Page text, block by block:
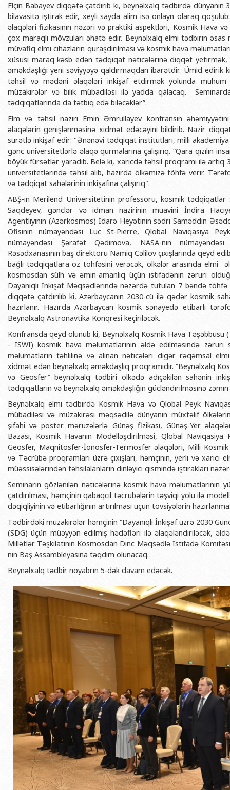
Elçin Babayev diqqətə çatdırıb ki, beynəlxalq tədbirdə
bilavasitə iştirak edir, xeyli sayda alim isə onlayn olaraq qoşulub:
əlaqələri fizikasının nəzəri və praktiki aspektləri, Kosmik Hava
çox maraqlı mövzuları əhatə edir. Beynəlxalq elmi tədbirin
müvafiq elmi cihazların quraşdırılması və kosmik hava
xüsusi maraq kəsb edən tədqiqat nəticələrinə diqqət yetirmək,
əməkdaşlığı yeni səviyyəyə qaldırmaqdan ibarətdir. Ümid
təhsil və mədəni əlaqələri inkişaf etdirmək yolunda
müzakirələr və bilik mübadiləsi ilə yadda qalacaq.
tədqiqatlarında da tətbiq edə biləcəklər”.
Elm və təhsil naziri Emin Əmrullayev konfransın
əlaqələrin genişlənməsinə xidmət edəcəyini bildirib. Nazir
sürətlə inkişaf edir: "Ənənəvi tədqiqat institutları, milli
gənc universitetlərlə əlaqə qurmalarına çalışırıq. “Qara qızılın
böyük fürsətlər yaradıb. Belə ki, xaricdə təhsil proqramı ilə artıq
universitetlərində təhsil alıb, hazırda ölkəmizə töhfə verir.
və tədqiqat sahələrinin inkişafına çalışırıq".
ABŞ-ın Merilend Universitetinin professoru, kosmik
Saqdeyev, gənclər və idman nazirinin müavini İndira
Agentliyinin (Azərkosmos) İdarə Heyətinin sədri Saməddin
Ofisinin nümayəndəsi Luc St-Pierre, Qlobal Naviqasiya
nümayəndəsi Şərafət Qədimova, NASA-nın
Rəsədxanasının baş direktoru Namiq Cəlilov çıxışlarında qeyd
bağlı tədqiqatlara öz töhfəsini verəcək, ölkələr arasında elmi
kosmosdan sülh və əmin-amanlıq üçün istifadənin zəruri
Dayanıqlı İnkişaf Məqsədlərində nəzərdə tutulan 7 bəndə töhfə
diqqətə çatdırılıb ki, Azərbaycanın 2030-cü ilə qədər kosmik
hazırlanır. Hazırda Azərbaycan kosmik sənayedə etibarlı
Beynəlxalq Astronavtika Konqresi keçiriləcək.
Konfransda qeyd olunub ki, Beynəlxalq Kosmik Hava
- ISWI) kosmik hava məlumatlarının əldə edilməsində zəruri
məlumatların təhlilinə və alınan nəticələri digər rəqəmsal
xidmət edən beynəlxalq əməkdaşlıq proqramıdır. “Beynəlxalq
və Geosfer” beynəlxalq tədbiri ölkədə adıçəkilən sahənin
tədqiqatların və beynəlxalq əməkdaşlığın gücləndirilməsinə
Beynəlxalq elmi tədbirdə Kosmik Hava və Qlobal Peyk
mübadiləsi və müzakirəsi məqsədilə dünyanın müxtəlif
şifahi və poster məruzələrlə Günəş fizikası, Günəş-Yer
Bazası, Kosmik Havanın Modelləşdirilməsi, Qlobal
Geosfer, Maqnitosfer-İonosfer-Termosfer əlaqələri, Milli
və Təcrübə proqramları üzrə çıxışları, həmçinin, yerli və xarici
müəssisələrindən təhsilalanların dinləyici qismində iştirakları
Seminarın gözlənilən nəticələrinə kosmik hava məlumatlarının
çatdırılması, həmçinin qabaqcıl təcrübələrin təşviqi yolu ilə
dəqiqliyinin və etibarlığının artırılması üçün tövsiyələrin
Tədbirdəki müzakirələr həmçinin “Dayanıqlı İnkişaf üzrə 2030
(SDG) üçün müəyyən edilmiş hədəfləri ilə əlaqələndiriləcək,
Millətlər Təşkilatının Kosmosdan Dinc Məqsədlə İstifadə
nin Baş Assambleyasına təqdim olunacaq.
Beynəlxalq tədbir noyabrın 5-dək davam edəcək.